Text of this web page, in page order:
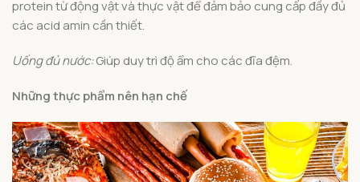
protein từ động vật và thực vật để đảm bảo cung cấp đầy đủ
các acid amin cần thiết.
Uống đủ nước:Giúp duy trì độ ẩm cho các đĩa đệm.
Những thực phẩm nên hạn chế